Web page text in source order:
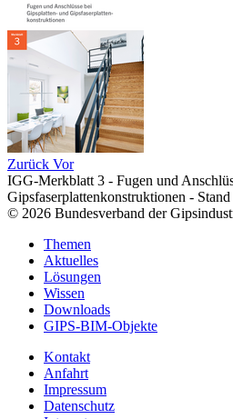
Zurück Vor
IGG-Merkblatt 3 - Fugen und
Gipsfaserplattenkonstruktionen -
© 2026 Bundesverband der
Themen
Aktuelles
Lösungen
Wissen
Downloads
GIPS-BIM-Objekte
Kontakt
Anfahrt
Impressum
Datenschutz